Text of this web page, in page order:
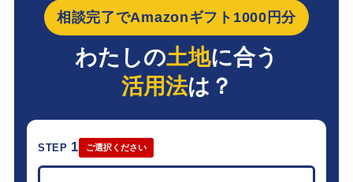
相談完了でAmazonギフト1000円分
わたしの土地に合う
活用法は？
STEP 1 ご選択ください